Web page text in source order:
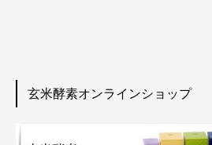
玄米酵素オンラインショップ